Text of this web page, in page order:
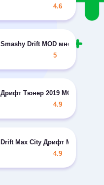
4.6
Smashy Drift MOD много денег
5
Дрифт Тюнер 2019 MOD много
4.9
Drift Max City Дрифт MOD много
4.9